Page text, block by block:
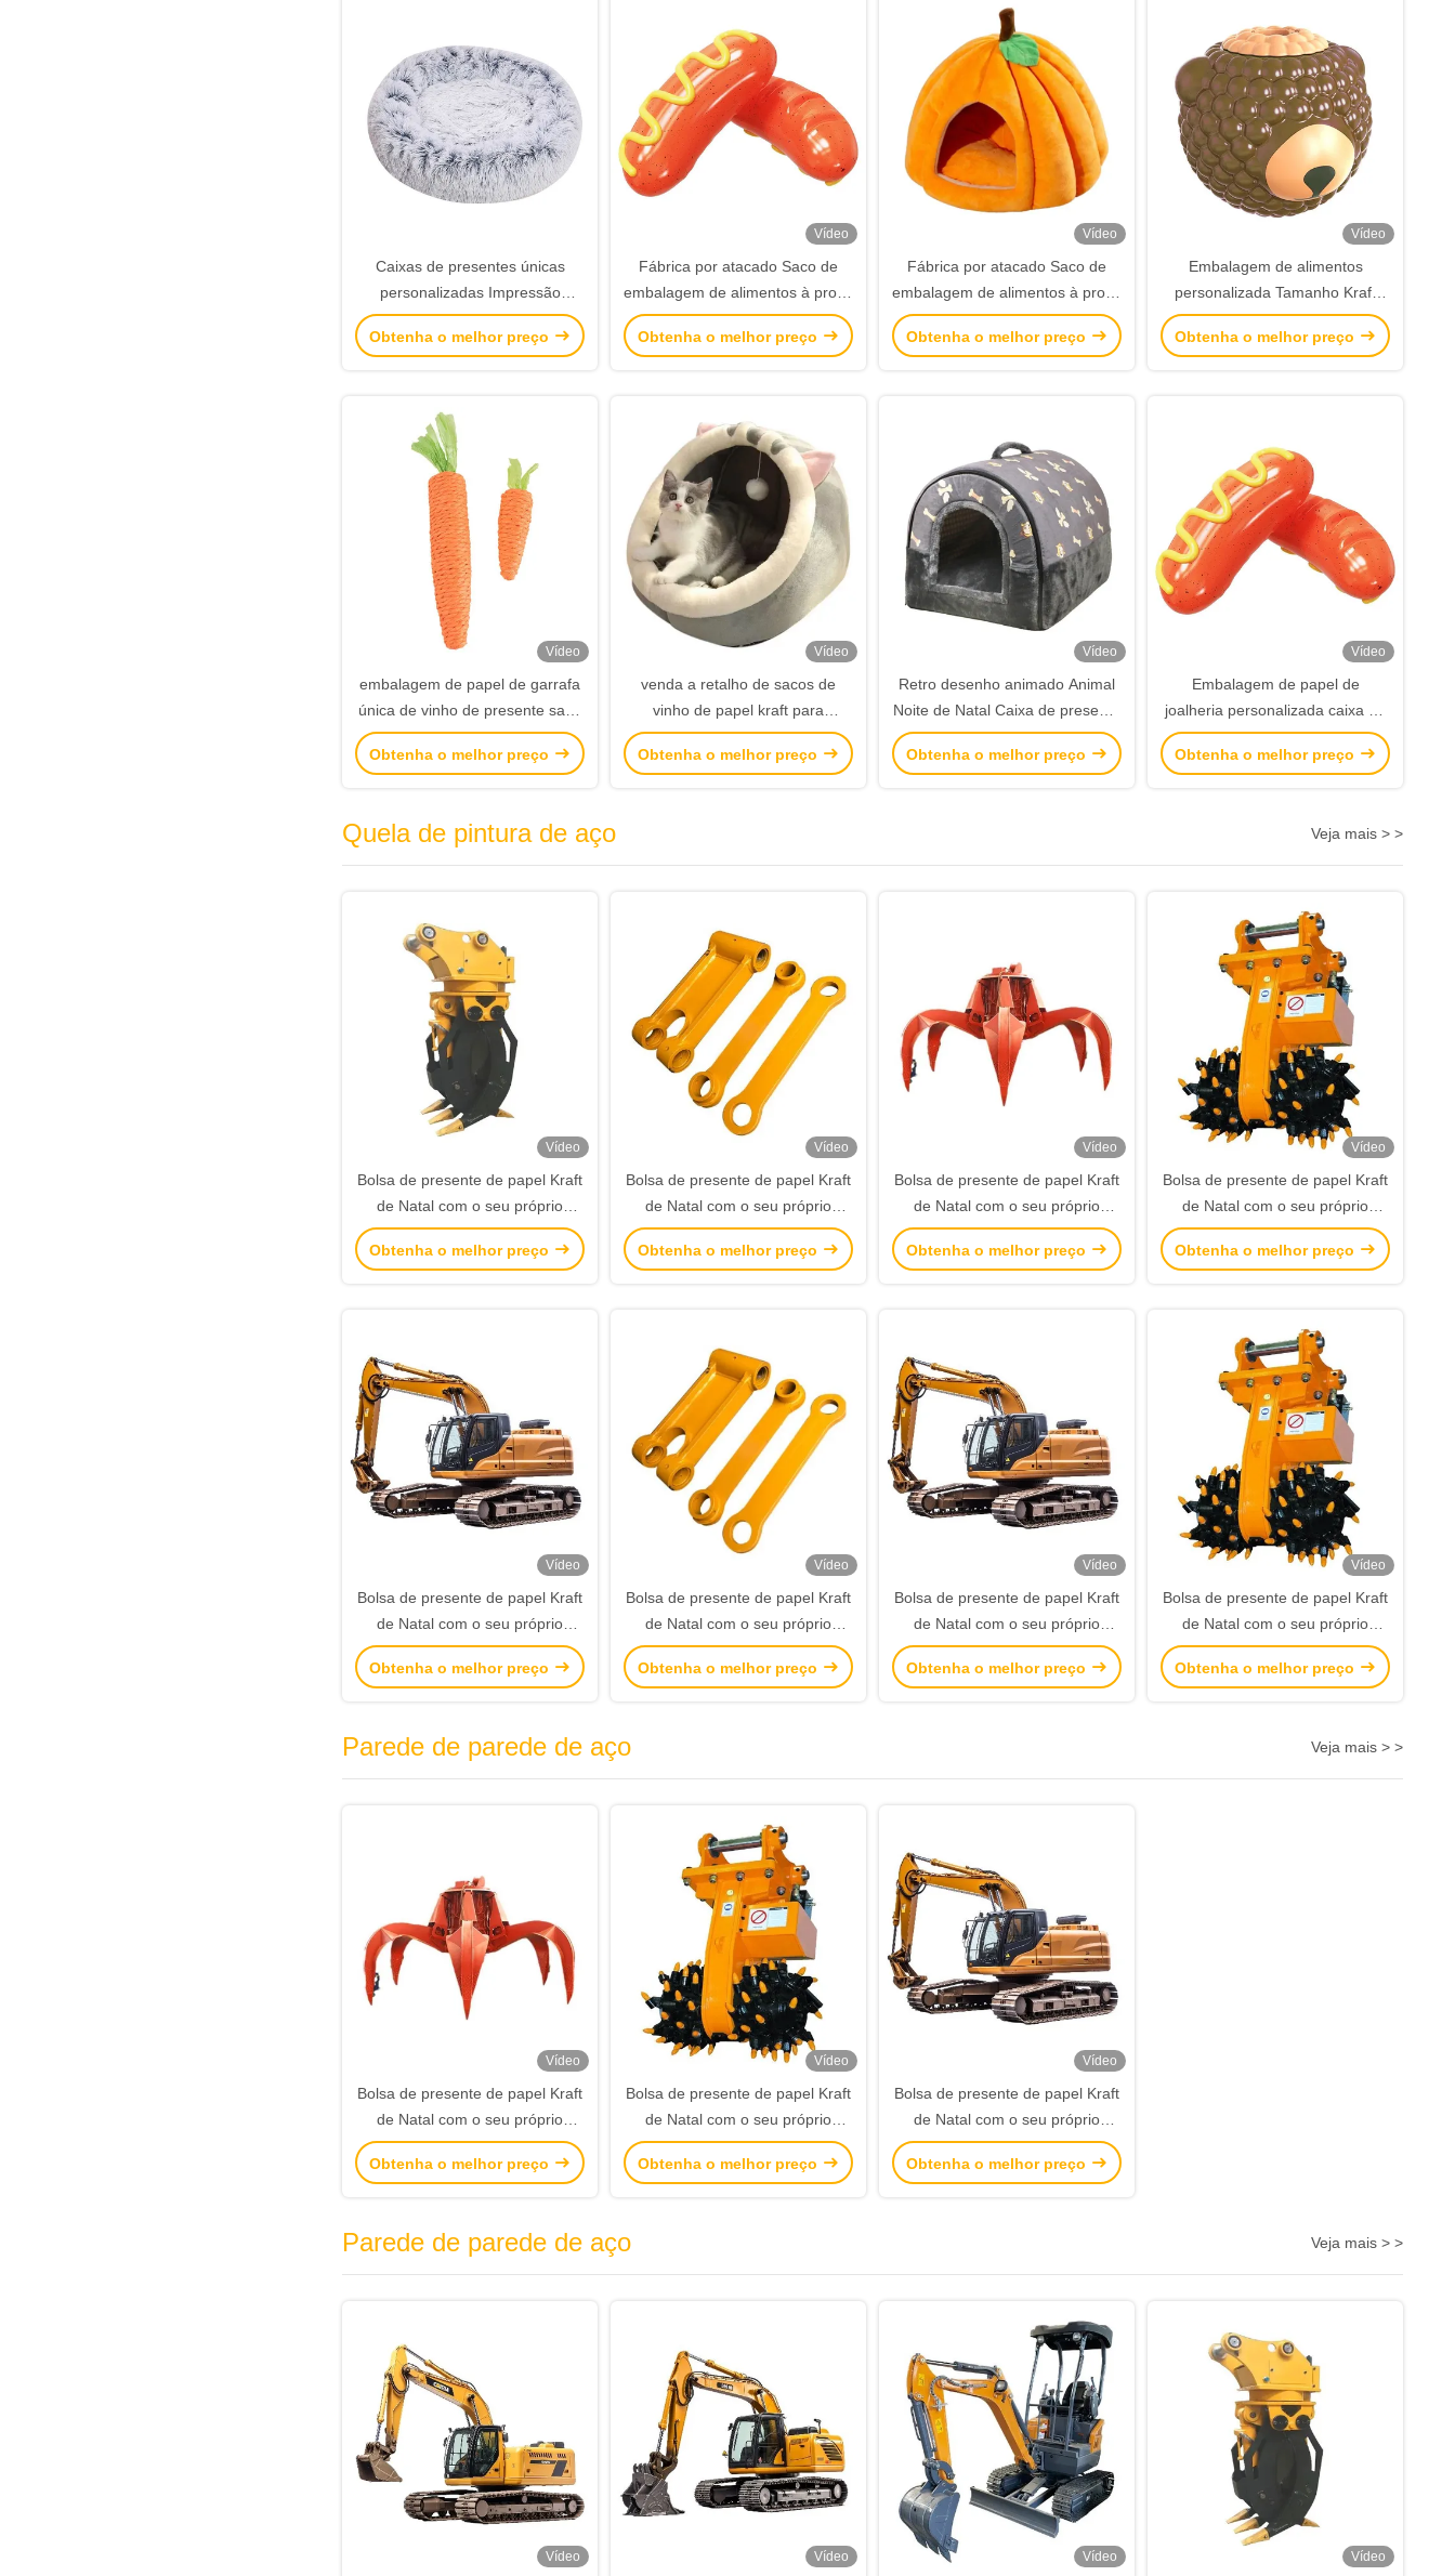
Caixas de presentes únicas
personalizadas Impressão
Caixas de presentes de cartão
de luxo Embalagem Joias Caixas
Obtenha o melhor preço
Vídeo
Fábrica por atacado Saco de
embalagem de alimentos à prova
de óleo Pão torrado fora do
vendedor Saco de papel Kraft
Obtenha o melhor preço
Vídeo
Fábrica por atacado Saco de
embalagem de alimentos à prova
de óleo Pão torrado fora do
vendedor Saco de papel Kraft
Obtenha o melhor preço
Vídeo
Embalagem de alimentos
personalizada Tamanho Kraft
para levar comida Pão Saco de
papel para restaurante
Obtenha o melhor preço
Vídeo
embalagem de papel de garrafa
única de vinho de presente saco
de vidro 2 garrafas de vinho
preto sacos de transporte
Obtenha o melhor preço
Vídeo
venda a retalho de sacos de
vinho de papel kraft para
garrafas de vinho
Obtenha o melhor preço
Vídeo
Retro desenho animado Animal
Noite de Natal Caixa de presente
de Maçã Cadeia de Natal
Pequeno presente Ornamento
Obtenha o melhor preço
Vídeo
Embalagem de papel de
joalheria personalizada caixa de
presente meninas caixa de
embalagem barata
Obtenha o melhor preço
Quela de pintura de aço Veja mais > >
Vídeo
Bolsa de presente de papel Kraft
de Natal com o seu próprio
logotipo para a festa de Natal
Obtenha o melhor preço
Vídeo
Bolsa de presente de papel Kraft
de Natal com o seu próprio
logotipo para a festa de Natal
Obtenha o melhor preço
Vídeo
Bolsa de presente de papel Kraft
de Natal com o seu próprio
logotipo para a festa de Natal
Obtenha o melhor preço
Vídeo
Bolsa de presente de papel Kraft
de Natal com o seu próprio
logotipo para a festa de Natal
Obtenha o melhor preço
Vídeo
Bolsa de presente de papel Kraft
de Natal com o seu próprio
logotipo para a festa de Natal
Obtenha o melhor preço
Vídeo
Bolsa de presente de papel Kraft
de Natal com o seu próprio
logotipo para a festa de Natal
Obtenha o melhor preço
Vídeo
Bolsa de presente de papel Kraft
de Natal com o seu próprio
logotipo para a festa de Natal
Obtenha o melhor preço
Vídeo
Bolsa de presente de papel Kraft
de Natal com o seu próprio
logotipo para a festa de Natal
Obtenha o melhor preço
Parede de parede de aço Veja mais > >
Vídeo
Bolsa de presente de papel Kraft
de Natal com o seu próprio
logotipo para a festa de Natal
Obtenha o melhor preço
Vídeo
Bolsa de presente de papel Kraft
de Natal com o seu próprio
logotipo para a festa de Natal
Obtenha o melhor preço
Vídeo
Bolsa de presente de papel Kraft
de Natal com o seu próprio
logotipo para a festa de Natal
Obtenha o melhor preço
Parede de parede de aço Veja mais > >
Vídeo Vídeo Vídeo Vídeo